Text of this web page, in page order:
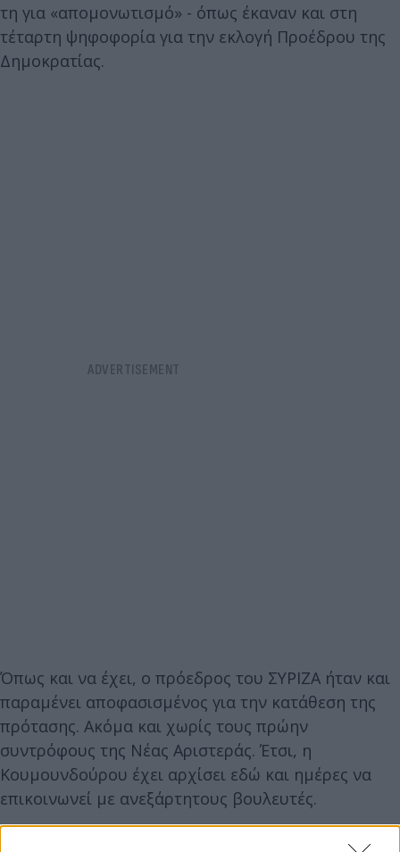
τη για «απομονωτισμό» - όπως έκαναν και στη
τέταρτη ψηφοφορία για την εκλογή Προέδρου της
Δημοκρατίας.
Όπως και να έχει, ο πρόεδρος του ΣΥΡΙΖΑ ήταν και
παραμένει αποφασισμένος για την κατάθεση της
πρότασης. Ακόμα και χωρίς τους πρώην
συντρόφους της Νέας Αριστεράς. Έτσι, η
Κουμουνδούρου έχει αρχίσει εδώ και ημέρες να
επικοινωνεί με ανεξάρτητους βουλευτές.